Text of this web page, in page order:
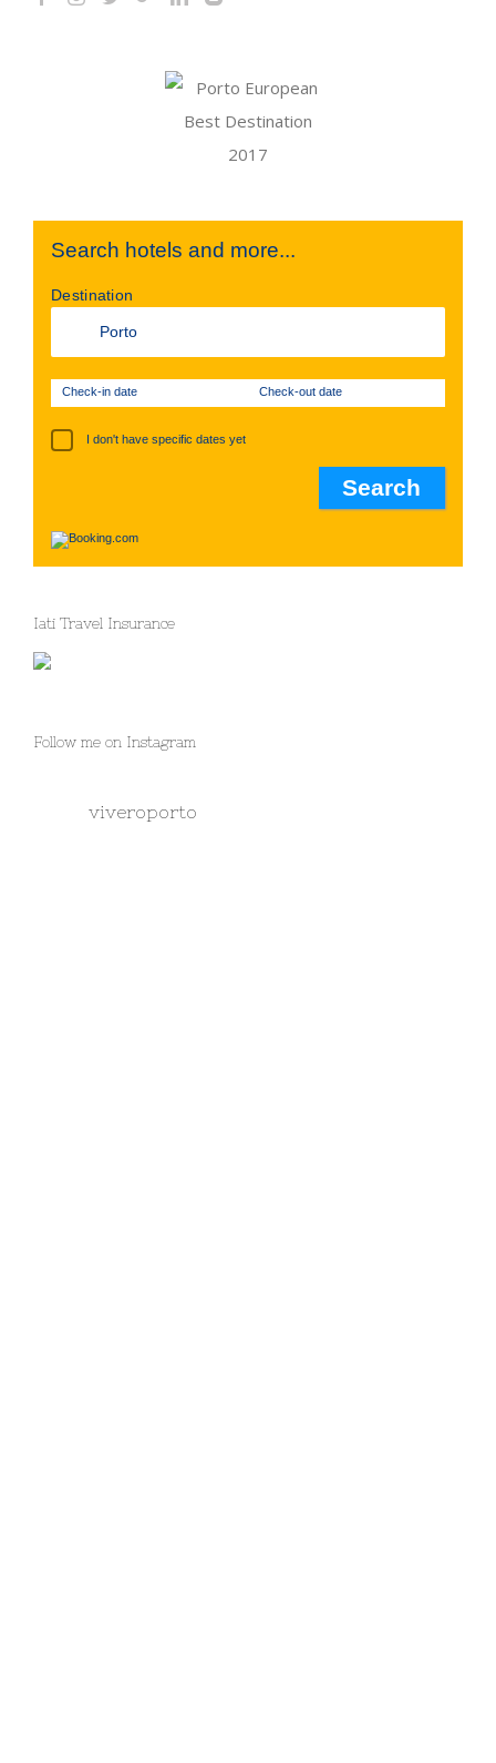
Search hotels and more...
Destination
Check-in date Check-out date
I don't have specific dates yet
Iati Travel Insurance
Follow me on Instagram
viveroporto